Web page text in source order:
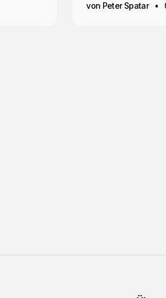
von Peter Spatar